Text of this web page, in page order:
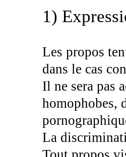
1)
Les propos
dans le cas
Il ne sera pas
homophobes,
La